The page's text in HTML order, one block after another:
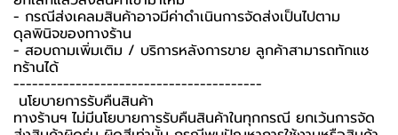
- กรณีส่งเคลมสินค้าอาจมีค่าดำเนินการจัดส่งเป็นไปตาม
ดุลพินิจของทางร้าน
- สอบถามเพิ่มเติม / บริการหลังการขาย ลูกค้าสามารถทักแช
ทร้านได้
----------------------------------------
️ นโยบายการรับคืนสินค้า ️
ทางร้านฯ ไม่มีนโยบายการรับคืนสินค้าในทุกกรณี ยกเว้นการจัด